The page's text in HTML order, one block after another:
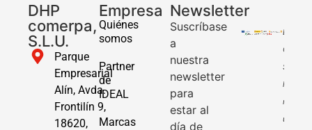
DHP
comerpa,
S.L.U.
Parque
Empresarial
Alín, Avda.
Frontilín 9,
18620,
Empresa
Quiénes
somos
Partner
de
IDEAL
Marcas
Newsletter
Suscríbase
a
nuestra
newsletter
para
estar al
día de
DHP
SL
ha
recibido
una